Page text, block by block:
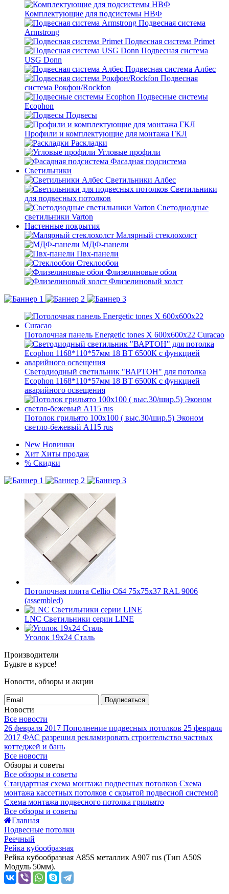
Комплектующие для подсистемы НВФ
Подвесная система
Armstrong
Подвесная система Primet
Подвесная система
USG Donn
Подвесная система Албес
Подвесная
система Рокфон/Rockfon
Подвесные системы
Ecophon
Подвесы
Профили и комплектующие для монтажа ГКЛ
Раскладки
Угловые профили
Фасадная подсистема
Светильники
Светильники Албес
Светильники
для подвесных потолков
Светодиодные
светильники Varton
Настенные покрытия
Малярный стеклохолст
МДФ-панели
Пвх-панели
Стеклообои
Флизелиновые обои
Флизелиновый холст
Потолочная панель Energetic tones X 600x600x22 Curacao
Светодиодный светильник "ВАРТОН" для потолка
Ecophon 1168*110*57мм 18 ВТ 6500К с функцией
аварийного освещения
Потолок грильято 100х100 ( выс.30/шир.5) Эконом
светло-бежевый А115 rus
New Новинки
Хит Хиты продаж
% Скидки
Потолочная плита Cellio C64 75x75x37 RAL 9006
(assembled)
LNC Светильники серии LINE
Уголок 19х24 Сталь
Производители
Будьте в курсе!
Новости, обзоры и акции
Подписаться
Новости
Все новости
26 февраля 2017 Пополнение подвесных потолков 25 февраля
2017 ФАС разрешил рекламировать строительство частных
коттеджей и бань
Все новости
Обзоры и советы
Все обзоры и советы
Стандартная схема монтажа подвесных потолков Схема
монтажа кассетных потолков с скрытой подвесной системой
Схема монтажа подвесного потолка грильято
Все обзоры и советы
Главная
Подвесные потолки
Реечный
Рейка кубообразная
Рейка кубообразная A85S металлик А907 rus (Тип A50S
Модуль 50мм).